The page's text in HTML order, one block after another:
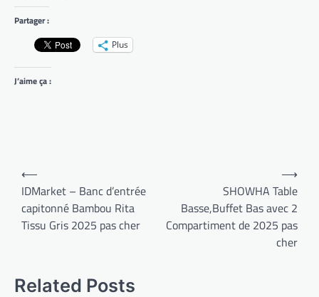
Partager :
Plus
J’aime ça :
Navigation
de
l’article
⟵
IDMarket – Banc d’entrée
capitonné Bambou Rita
Tissu Gris 2025 pas cher
SHOWHA Table
Basse,Buffet Bas avec 2
Compartiment de 2025 pas
cher
⟶
Related Posts